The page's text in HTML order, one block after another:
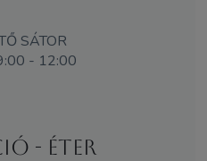
SÁTOR
- 12:00
- Éter